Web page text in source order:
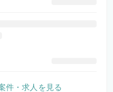
件・求人を見る